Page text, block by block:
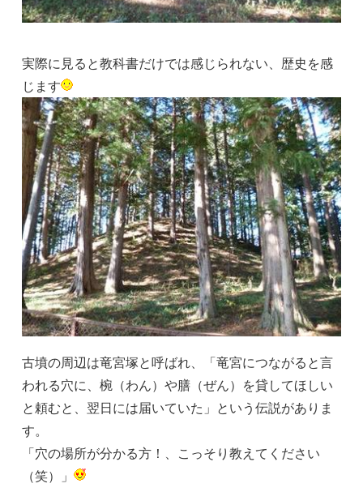
実際に見ると教科書だけでは感じられない、歴史を感
じます
古墳の周辺は竜宮塚と呼ばれ、「竜宮につながると言
われる穴に、椀（わん）や膳（ぜん）を貸してほしい
と頼むと、翌日には届いていた」という伝説がありま
す。
「穴の場所が分かる方！、こっそり教えてください
（笑）」